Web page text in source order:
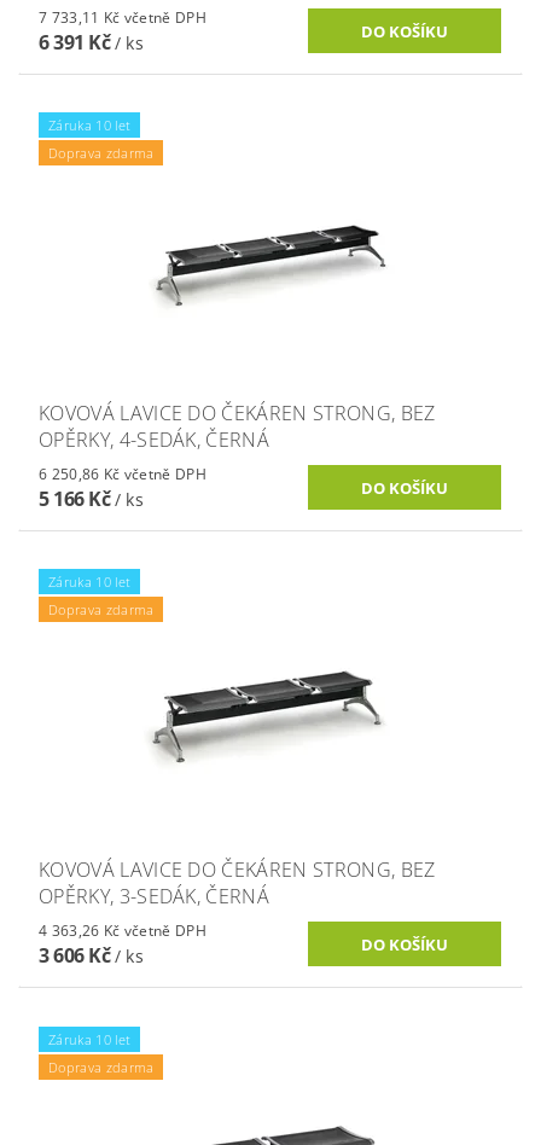
7 733,11 Kč včetně DPH
6 391 Kč/ ks
Záruka 10 let
Doprava zdarma
KOVOVÁ LAVICE DO ČEKÁREN STRONG, BEZ
OPĚRKY, 4-SEDÁK, ČERNÁ
6 250,86 Kč včetně DPH
5 166 Kč/ ks
Záruka 10 let
Doprava zdarma
KOVOVÁ LAVICE DO ČEKÁREN STRONG, BEZ
OPĚRKY, 3-SEDÁK, ČERNÁ
4 363,26 Kč včetně DPH
3 606 Kč/ ks
Záruka 10 let
Doprava zdarma